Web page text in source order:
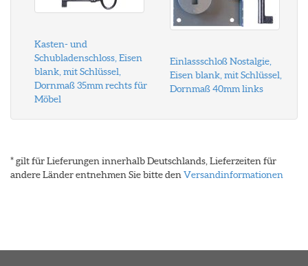
Kasten- und
Schubladenschloss, Eisen
blank, mit Schlüssel,
Dornmaß 35mm rechts für
Möbel
Einlassschloß Nostalgie,
Eisen blank, mit Schlüssel,
Dornmaß 40mm links
* gilt für Lieferungen innerhalb Deutschlands, Lieferzeiten für
andere Länder entnehmen Sie bitte den Versandinformationen